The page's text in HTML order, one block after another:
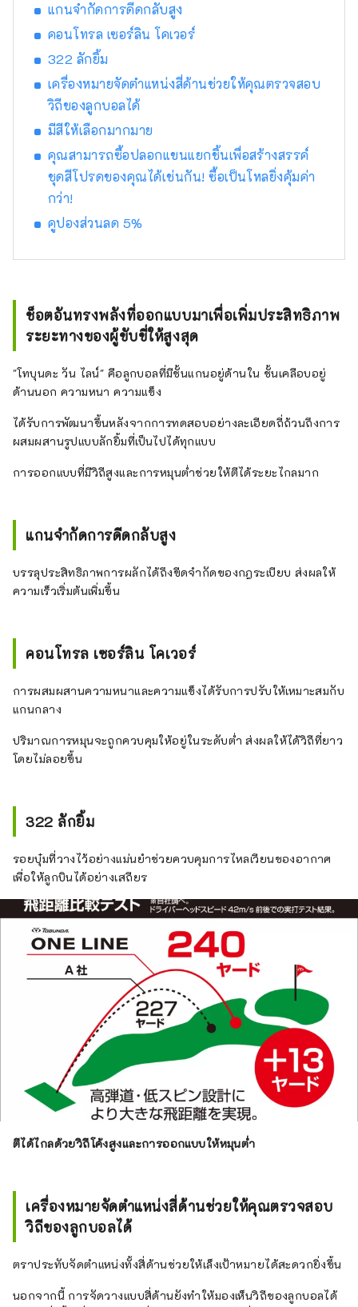
แกนจำกัดการดีดกลับสูง
คอนโทรล เซอร์ลิน โคเวอร์
322 ลักยิ้ม
เครื่องหมายจัดตำแหน่งสี่ด้านช่วยให้คุณตรวจสอบ
วิถีของลูกบอลได้
มีสีให้เลือกมากมาย
คุณสามารถซื้อปลอกแขนแยกชิ้นเพื่อสร้างสรรค์
ชุดสีโปรดของคุณได้เช่นกัน! ซื้อเป็นโหลยิ่งคุ้มค่า
กว่า!
คูปองส่วนลด 5%
ช็อตอันทรงพลังที่ออกแบบมาเพื่อเพิ่มประสิทธิภาพ
ระยะทางของผู้ขับขี่ให้สูงสุด
"โทบุนดะ วัน ไลน์" คือลูกบอลที่มีชั้นแกนอยู่ด้านใน ชั้นเคลือบอยู่
ด้านนอก ความหนา ความแข็ง
ได้รับการพัฒนาขึ้นหลังจากการทดสอบอย่างละเอียดถี่ถ้วนถึงการ
ผสมผสานรูปแบบลักยิ้มที่เป็นไปได้ทุกแบบ
การออกแบบที่มีวิถีสูงและการหมุนต่ำช่วยให้ตีได้ระยะไกลมาก
แกนจำกัดการดีดกลับสูง
บรรลุประสิทธิภาพการผลักได้ถึงขีดจำกัดของกฎระเบียบ ส่งผลให้
ความเร็วเริ่มต้นเพิ่มขึ้น
คอนโทรล เซอร์ลิน โคเวอร์
การผสมผสานความหนาและความแข็งได้รับการปรับให้เหมาะสมกับ
แกนกลาง
ปริมาณการหมุนจะถูกควบคุมให้อยู่ในระดับต่ำ ส่งผลให้ได้วิถีที่ยาว
โดยไม่ลอยขึ้น
322 ลักยิ้ม
รอยบุ๋มที่วางไว้อย่างแม่นยำช่วยควบคุมการไหลเวียนของอากาศ
เพื่อให้ลูกบินได้อย่างเสถียร
ตีได้ไกลด้วยวิถีโค้งสูงและการออกแบบให้หมุนต่ำ
เครื่องหมายจัดตำแหน่งสี่ด้านช่วยให้คุณตรวจสอบ
วิถีของลูกบอลได้
ตราประทับจัดตำแหน่งทั้งสี่ด้านช่วยให้เล็งเป้าหมายได้สะดวกยิ่งขึ้น
นอกจากนี้ การจัดวางแบบสี่ด้านยังทำให้มองเห็นวิถีของลูกบอลได้